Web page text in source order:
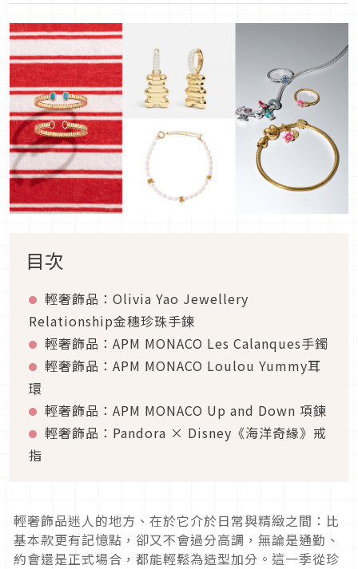
目次
輕奢飾品：Olivia Yao Jewellery
Relationship金穗珍珠手鍊
輕奢飾品：APM MONACO Les Calanques手鐲
輕奢飾品：APM MONACO Loulou Yummy耳
環
輕奢飾品：APM MONACO Up and Down 項鍊
輕奢飾品：Pandora × Disney《海洋奇緣》戒
指
輕奢飾品迷人的地方、在於它介於日常與精緻之間：比
基本款更有記憶點，卻又不會過分高調，無論是通勤、
約會還是正式場合，都能輕鬆為造型加分。這一季從珍